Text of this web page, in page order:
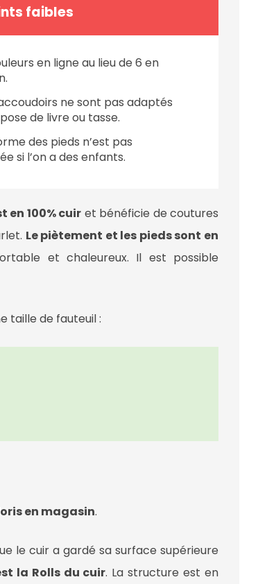
faibles
en ligne au lieu de 6 en
ne sont pas adaptés
de livre ou tasse.
des pieds n’est pas
si l’on a des enfants.
en 100% cuir et bénéficie de coutures
Le piètement et les pieds sont en
et chaleureux. Il est possible
taille de fauteuil :
en magasin.
le cuir a gardé sa surface supérieure
la Rolls du cuir. La structure est en